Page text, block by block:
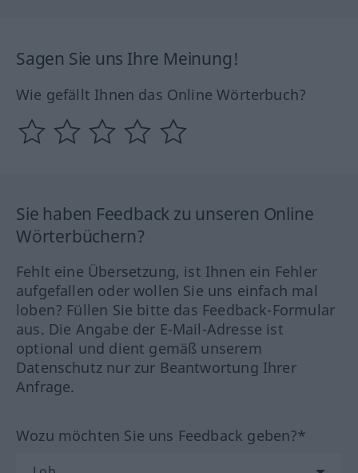
Sagen Sie uns Ihre Meinung!
Wie gefällt Ihnen das Online Wörterbuch?
Sie haben Feedback zu unseren Online
Wörterbüchern?
Fehlt eine Übersetzung, ist Ihnen ein Fehler
aufgefallen oder wollen Sie uns einfach mal
loben? Füllen Sie bitte das Feedback-Formular
aus. Die Angabe der E-Mail-Adresse ist
optional und dient gemäß unserem
Datenschutz nur zur Beantwortung Ihrer
Anfrage.
Wozu möchten Sie uns Feedback geben?*